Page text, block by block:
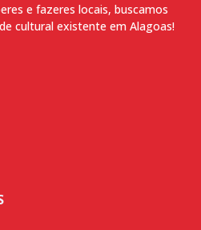
e fazeres locais, buscamos
cultural existente em Alagoas!